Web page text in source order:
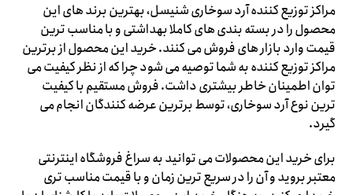
مراکز توزیع کننده آرد سوخاری شنیسل، بهترین برند های این
محصول را در بسته بندی های کاملا بهداشتی و با مناسب ترین
قیمت وارد بازار های فروش می کنند. خرید این محصول از برترین
مراکز توزیع کننده به شما توصیه می شود چرا که از نظر کیفیت می
توان اطمینان خاطر بیشتری داشت. فروش مستقیم با کیفیت
ترین نوع آرد سوخاری، توسط برترین عرضه کنندگان انجام می
گیرد.
برای خرید این محصولات می توانید به سراغ فروشگاه اینترنتی
معتبر بروید و آن را در سریع ترین زمان و با قیمت مناسب تری